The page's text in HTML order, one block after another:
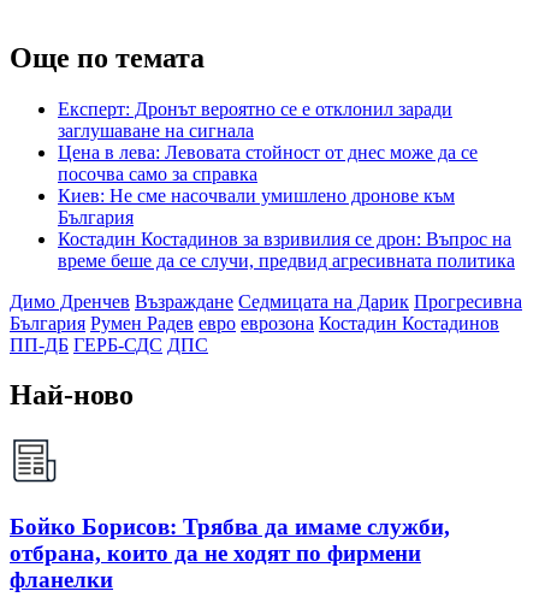
Още по темата
Експерт: Дронът вероятно се е отклонил заради
заглушаване на сигнала
Цена в лева: Левовата стойност от днес може да се
посочва само за справка
Киев: Не сме насочвали умишлено дронове към
България
Костадин Костадинов за взривилия се дрон: Въпрос на
време беше да се случи, предвид агресивната политика
Димо Дренчев Възраждане Седмицата на Дарик Прогресивна
България Румен Радев евро еврозона Костадин Костадинов
ПП-ДБ ГЕРБ-СДС ДПС
Най-ново
Бойко Борисов: Трябва да имаме служби,
отбрана, които да не ходят по фирмени
фланелки